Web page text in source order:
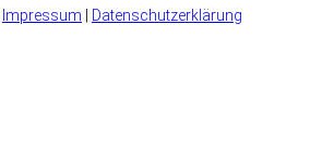
Impressum Datenschutzerklärung